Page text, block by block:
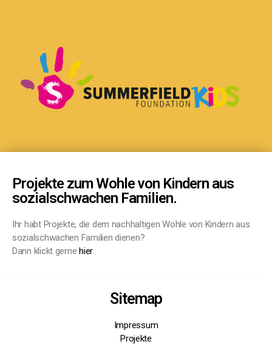
Projekte zum Wohle von Kindern aus
sozialschwachen Familien.
Ihr habt Projekte, die dem nachhaltigen Wohle von Kindern aus
sozialschwachen Familien dienen?
Dann klickt gernehier.
Sitemap
Impressum
Projekte